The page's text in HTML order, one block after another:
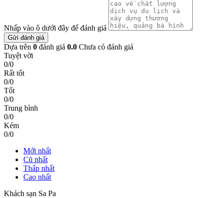
Nhấp vào ô dưới đây để đánh giá
Gửi đánh giá
Dựa trên 0 đánh giá 0.0 Chưa có đánh giá
Tuyệt vời
0/0
Rất tốt
0/0
Tốt
0/0
Trung bình
0/0
Kém
0/0
Mới nhất
Cũ nhất
Thấp nhất
Cao nhất
Khách sạn Sa Pa